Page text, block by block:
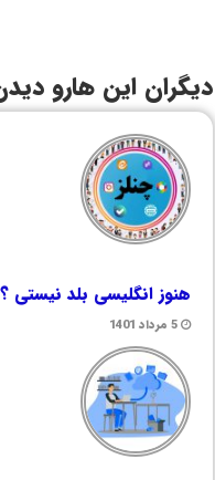
دیگران این هارو
هنوز انگلیسی بلد نیستی ؟
5 مرداد 1401